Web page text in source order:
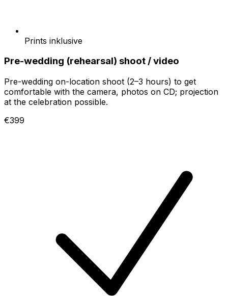
Prints inklusive
Pre-wedding (rehearsal) shoot / video
Pre-wedding on-location shoot (2–3 hours) to get
comfortable with the camera, photos on CD; projection
at the celebration possible.
€399